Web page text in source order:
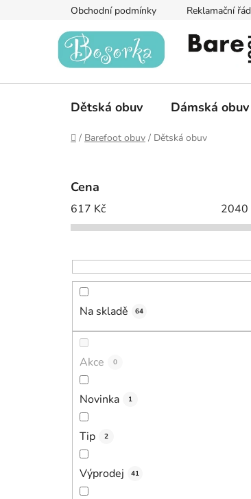
Obchodní podmínky Reklamační řád
Dětská obuv Dámská obuv
Domů
/ Barefoot obuv / Dětská obuv
Cena
617 Kč 2040
Na skladě 64
Akce 0
Novinka 1
Tip 2
Výprodej 41